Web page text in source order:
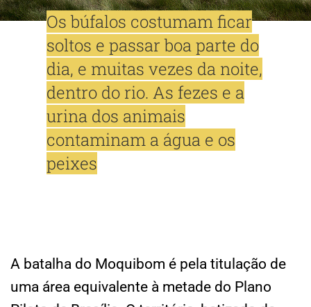
Os búfalos costumam ficar
soltos e passar boa parte do
dia, e muitas vezes da noite,
dentro do rio. As fezes e a
urina dos animais
contaminam a água e os
peixes
A batalha do Moquibom é pela titulação de
uma área equivalente à metade do Plano